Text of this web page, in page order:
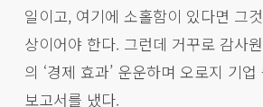
일이고, 여기에 소홀함이 있다면 그
상이어야 한다. 그런데 거꾸로 감사
의 ‘경제 효과’ 운운하며 오로지 기
보고서를 냈다.